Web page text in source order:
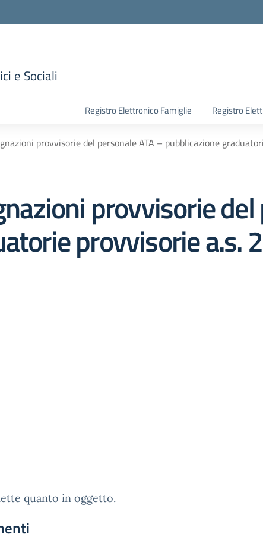
e Sociali
Registro Elettronico Famiglie Registro
provvisorie del personale ATA – pubblicazione
provvisorie
provvisorie a.s.
quanto in oggetto.